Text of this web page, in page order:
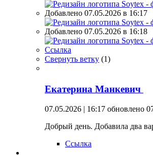
Добавлено 07.05.2026 в 16:17
Добавлено 07.05.2026 в 16:18
Ссылка
Свернуть ветку (1)
Екатерина Манкевич
07.05.2026 | 16:17 обновлено
Добрый день. Добавила два
Ссылка